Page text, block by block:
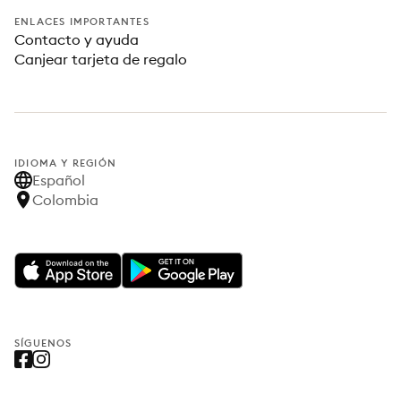
ENLACES IMPORTANTES
Contacto y ayuda
Canjear tarjeta de regalo
IDIOMA Y REGIÓN
Español
Colombia
SÍGUENOS